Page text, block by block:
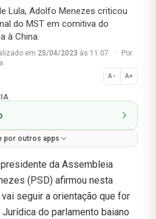
Lula, Adolfo Menezes criticou
do MST em comitiva do
à China.
em 25/04/2023 às 11:07 ·
Por
A− A+
Normal
por outros apps
da Assembleia
(PSD) afirmou nesta
seguir a orientação que for
do parlamento baiano